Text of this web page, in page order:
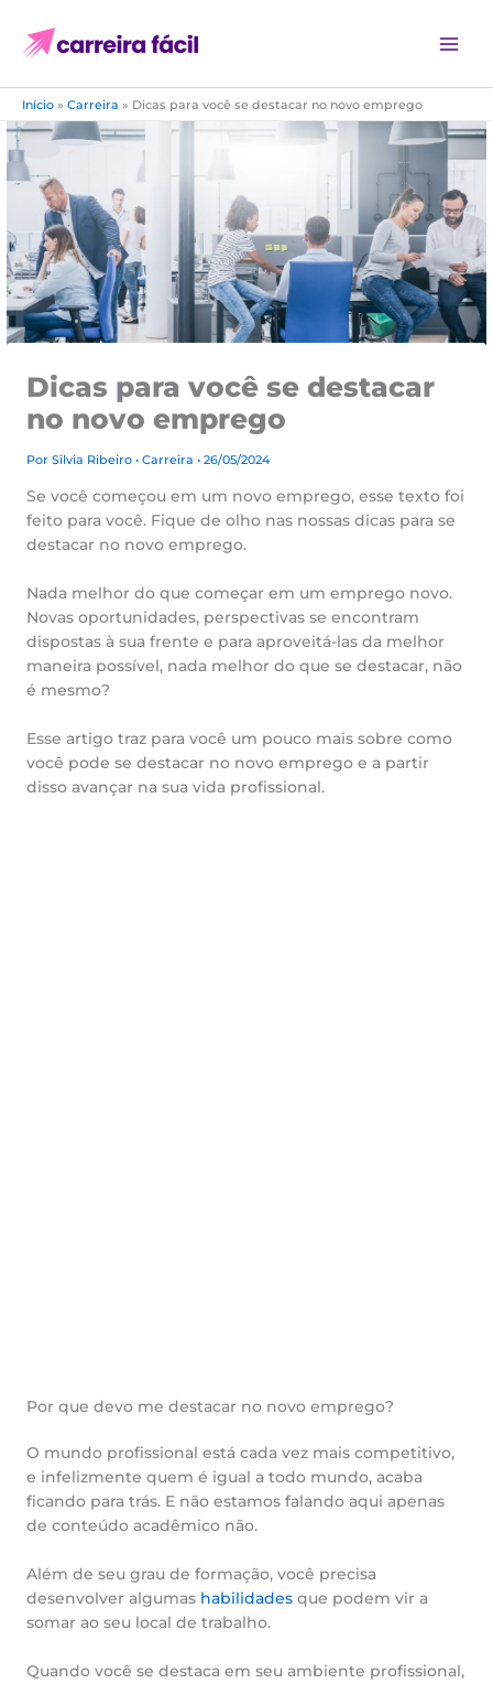
para
conteúdo
Início » Carreira » Dicas para você se destacar no novo emprego
Dicas para você se destacar
no novo emprego
Por Silvia Ribeiro • Carreira • 26/05/2024
Se você começou em um novo emprego, esse texto foi
feito para você. Fique de olho nas nossas dicas para se
destacar no novo emprego.
Nada melhor do que começar em um emprego novo.
Novas oportunidades, perspectivas se encontram
dispostas à sua frente e para aproveitá-las da melhor
maneira possível, nada melhor do que se destacar, não
é mesmo?
Esse artigo traz para você um pouco mais sobre como
você pode se destacar no novo emprego e a partir
disso avançar na sua vida profissional.
Por que devo me destacar no novo emprego?
O mundo profissional está cada vez mais competitivo,
e infelizmente quem é igual a todo mundo, acaba
ficando para trás. E não estamos falando aqui apenas
de conteúdo acadêmico não.
Além de seu grau de formação, você precisa
desenvolver algumas habilidades que podem vir a
somar ao seu local de trabalho.
Quando você se destaca em seu ambiente profissional,